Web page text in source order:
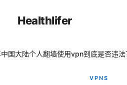
Healthlifer
国大陆个人翻墙使用vpn到底是否违
VPNS